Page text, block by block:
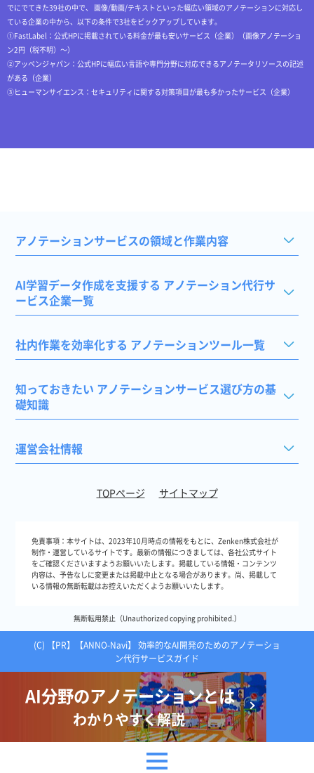
でにでてきた39社の中で、 画像/動画/テキストといった幅広い領域のアノテーションに対応し
ている企業の中から、以下の条件で3社をピックアップしています。
①FastLabel：公式HPに掲載されている料金が最も安いサービス（企業）（画像アノテーショ
ン2円（税不明）～）
②アッペンジャパン：公式HPに幅広い言語や専門分野に対応できるアノテータリソースの記述
がある（企業）
③ヒューマンサイエンス：セキュリティに関する対策項目が最も多かったサービス（企業）
AI分野のアノテーションとは
わかりやすく解説
アノテーションサービスの領域と作業内容
AI学習データ作成を支援する アノテーション代行サ
ービス企業一覧
社内作業を効率化する アノテーションツール一覧
知っておきたい アノテーションサービス選び方の基
礎知識
運営会社情報
TOPページ サイトマップ
免責事項： 本サイトは、2023年10月時点の情報をもとに、Zenken株式会社が
制作・運営しているサイトです。最新の情報につきましては、各社公式サイト
をご確認くださいますようお願いいたします。掲載している情報・コンテンツ
内容は、予告なしに変更または掲載中止となる場合があります。尚、掲載して
いる情報の無断転載はお控えいただくようお願いいたします。
無断転用禁止（Unauthorized copying prohibited.）
(C)
【ANNO-Navi】 効率的なAI開発のためのアノテーショ
ン代行サービスガイド